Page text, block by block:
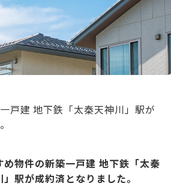
戸建 地下鉄「太秦天神川」駅が
め物件の新築一戸建 地下鉄「太秦
」駅が成約済となりました。